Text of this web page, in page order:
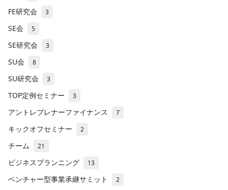
FE研究会 3
SE会 5
SE研究会 3
SU会 8
SU研究会 3
TOP定例セミナー 3
アントレプレナーファイナンス 7
キックオフセミナー 2
チーム 21
ビジネスプランニング 13
ベンチャー型事業承継サミット 2